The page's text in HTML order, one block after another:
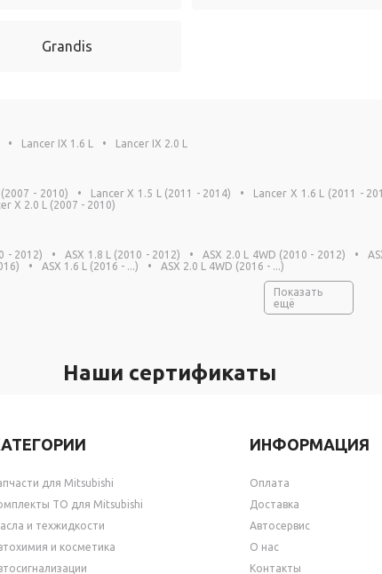
Grandis
• Lancer IX 1.6 L • Lancer IX 2.0 L
- 2010) • Lancer X 1.5 L (2011 - 2014) • Lancer X 1.6 L (2011 -
X 2.0 L (2007 - 2010)
- 2012) • ASX 1.8 L (2010 - 2012) • ASX 2.0 L 4WD (2010 - 2012) •
• ASX 1.6 L (2016 - ...) • ASX 2.0 L 4WD (2016 - ...)
Показать
ещё
Наши сертификаты
для Mitsubishi
ТО для Mitsubishi
и техжидкости
и косметика
ИНФОРМАЦИЯ
Оплата
Доставка
Автосервис
О нас
Контакты